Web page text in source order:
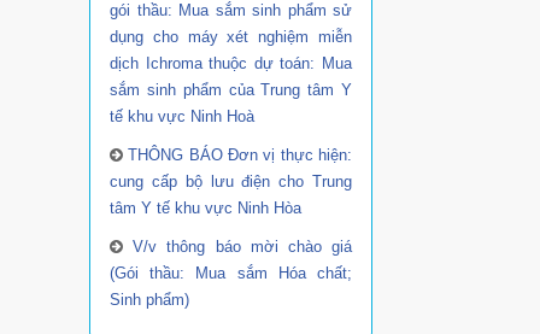
gói thầu: Mua sắm sinh phẩm sử
dụng cho máy xét nghiệm miễn
dịch Ichroma thuộc dự toán: Mua
sắm sinh phẩm của Trung tâm Y
tế khu vực Ninh Hoà
THÔNG BÁO Đơn vị thực hiện:
cung cấp bộ lưu điện cho Trung
tâm Y tế khu vực Ninh Hòa
V/v thông báo mời chào giá
(Gói thầu: Mua sắm Hóa chất;
Sinh phẩm)